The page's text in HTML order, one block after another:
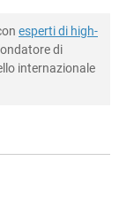
esperti di high-
di
internazionale